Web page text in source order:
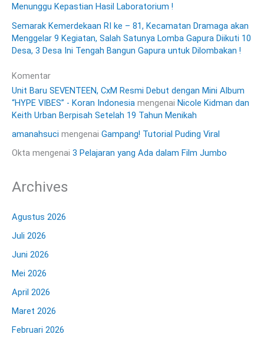
Menunggu Kepastian Hasil Laboratorium !
Semarak Kemerdekaan RI ke – 81, Kecamatan Dramaga akan
Menggelar 9 Kegiatan, Salah Satunya Lomba Gapura Diikuti 10
Desa, 3 Desa Ini Tengah Bangun Gapura untuk Dilombakan !
Komentar
Unit Baru SEVENTEEN, CxM Resmi Debut dengan Mini Album
“HYPE VIBES” - Koran Indonesia mengenai Nicole Kidman dan
Keith Urban Berpisah Setelah 19 Tahun Menikah
amanahsuci mengenai Gampang! Tutorial Puding Viral
Okta mengenai 3 Pelajaran yang Ada dalam Film Jumbo
Archives
Agustus 2026
Juli 2026
Juni 2026
Mei 2026
April 2026
Maret 2026
Februari 2026